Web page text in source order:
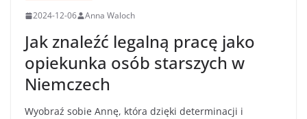
2024-12-06 Anna Waloch
Jak znaleźć legalną pracę jako
opiekunka osób starszych w
Niemczech
Wyobraź sobie Annę, która dzięki determinacji i